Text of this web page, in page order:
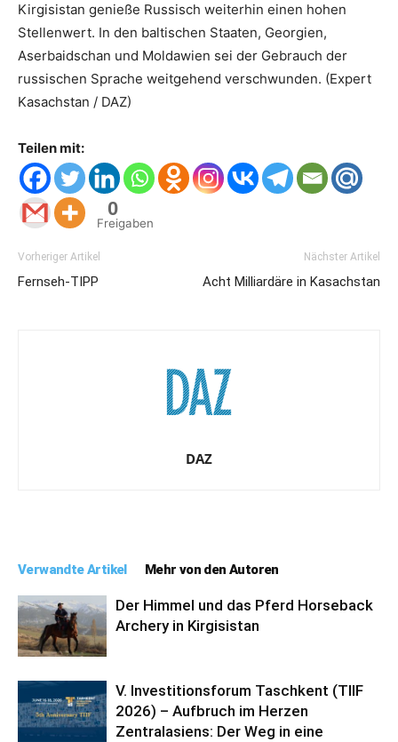
Kirgisistan genieße Russisch weiterhin einen hohen
Stellenwert. In den baltischen Staaten, Georgien,
Aserbaidschan und Moldawien sei der Gebrauch der
russischen Sprache weitgehend verschwunden. (Expert
Kasachstan / DAZ)
Teilen mit:
0
Freigaben
Vorheriger Artikel
Fernseh-TIPP
Nächster Artikel
Acht Milliardäre in Kasachstan
DAZ
Verwandte Artikel Mehr von den Autoren
Der Himmel und das Pferd Horseback
Archery in Kirgisistan
V. Investitionsforum Taschkent (TIIF
2026) – Aufbruch im Herzen
Zentralasiens: Der Weg in eine